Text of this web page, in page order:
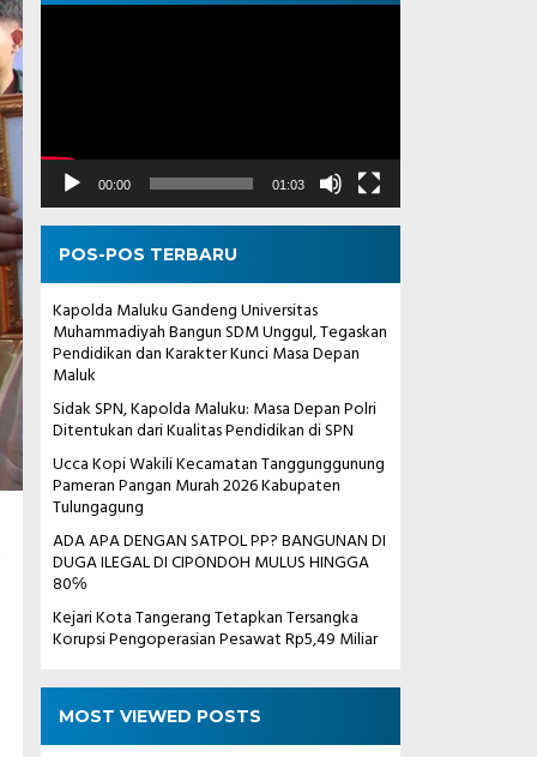
Pemutar
00:00 01:03
POS-POS TERBARU
Kapolda Maluku Gandeng Universitas
Muhammadiyah Bangun SDM Unggul, Tegaskan
Pendidikan dan Karakter Kunci Masa Depan
Maluk
Sidak SPN, Kapolda Maluku: Masa Depan Polri
Ditentukan dari Kualitas Pendidikan di SPN
Ucca Kopi Wakili Kecamatan Tanggunggunung
Pameran Pangan Murah 2026 Kabupaten
Tulungagung
ADA APA DENGAN SATPOL PP? BANGUNAN DI
DUGA ILEGAL DI CIPONDOH MULUS HINGGA
80℅
Kejari Kota Tangerang Tetapkan Tersangka
Korupsi Pengoperasian Pesawat Rp5,49 Miliar
MOST VIEWED POSTS